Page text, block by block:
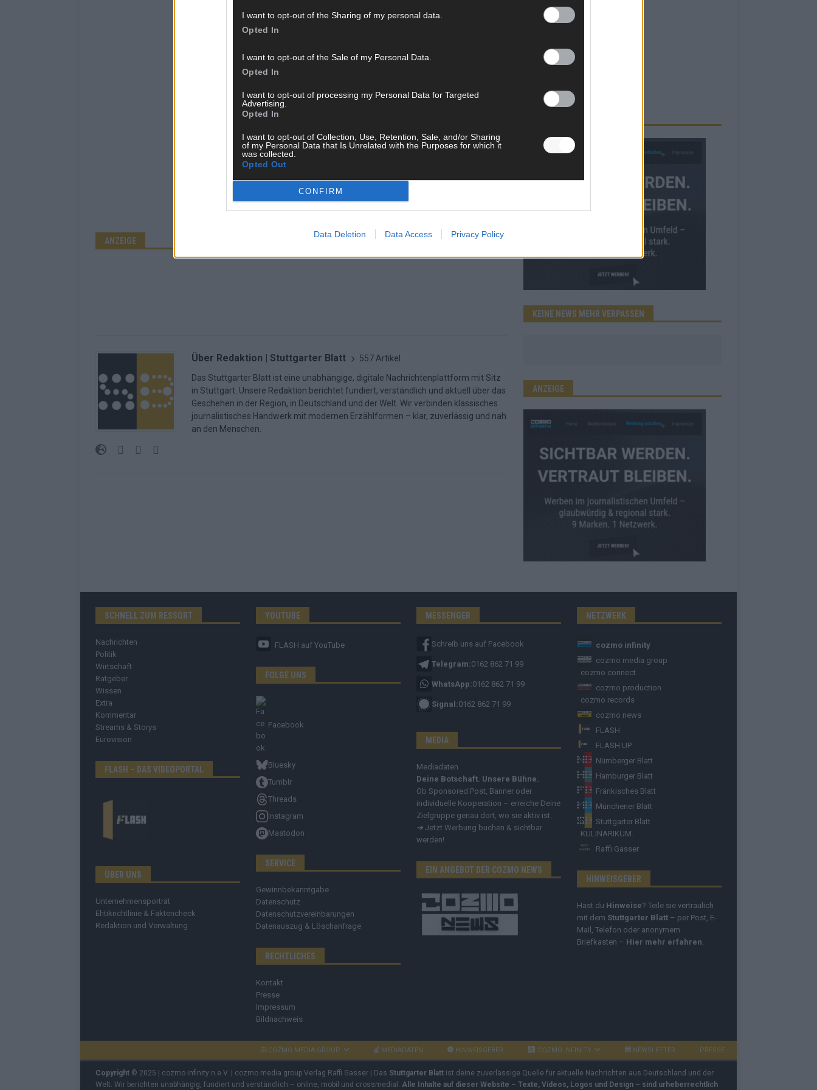
I want to opt-out of the Sharing of my personal data.
Opted In
I want to opt-out of the Sale of my Personal Data.
Opted In
I want to opt-out of processing my Personal Data for Targeted
Advertising.
Opted In
I want to opt-out of Collection, Use, Retention, Sale, and/or Sharing
of my Personal Data that Is Unrelated with the Purposes for which it
was collected.
Opted Out
CONFIRM
Data Deletion Data Access Privacy Policy
ANZEIGE
Über Redaktion | Stuttgarter Blatt 557 Artikel
Das Stuttgarter Blatt ist eine unabhängige, digitale Nachrichtenplattform mit Sitz
in Stuttgart. Unsere Redaktion berichtet fundiert, verständlich und aktuell über das
Geschehen in der Region, in Deutschland und der Welt. Wir verbinden klassisches
journalistisches Handwerk mit modernen Erzählformen – klar, zuverlässig und nah
an den Menschen.
KEINE NEWS MEHR VERPASSEN
ANZEIGE
SCHNELL ZUM RESSORT
Nachrichten
Politik
Wirtschaft
Ratgeber
Wissen
Extra
Kommentar
Streams & Storys
Eurovision
FLASH – DAS VIDEOPORTAL
ÜBER UNS
Unternehmensporträt
Ehtikrichtlinie & Faktencheck
Redaktion und Verwaltung
YOUTUBE
FLASH auf YouTube
FOLGE UNS
Facebook
Bluesky
Tumblr
Threads
Instagram
Mastodon
SERVICE
Gewinnbekanntgabe
Datenschutz
Datenschutzvereinbarungen
Datenauszug & Löschanfrage
RECHTLICHES
Kontakt
Presse
Impressum
Bildnachweis
MESSENGER
Schreib uns auf Facebook
Telegram:0162 862 71 99
WhatsApp:0162 862 71 99
Signal:0162 862 71 99
MEDIA
Mediadaten
Deine Botschaft. Unsere Bühne.
Ob Sponsored Post, Banner oder
individuelle Kooperation – erreiche Deine
Zielgruppe genau dort, wo sie aktiv ist.
➔ Jetzt Werbung buchen & sichtbar
werden!
EIN ANGEBOT DER COZMO NEWS
NETZWERK
cozmo infinity
cozmo media group
cozmo connect
cozmo production
cozmo records
cozmo news
FLASH
FLASH UP
Nürnberger Blatt
Hamburger Blatt
Fränkisches Blatt
Münchener Blatt
Stuttgarter Blatt
KULINARIKUM.
Raffi Gasser
HINWEISGEBER
Hast du Hinweise? Teile sie vertraulich
mit dem Stuttgarter Blatt – per Post, E-
Mail, Telefon oder anonymem
Briefkasten – Hier mehr erfahren.
COZMO MEDIA GROUP MEDIADATEN HINWEISGEBER COZMO INFINITY NEWSLETTER PRESSE
Copyright © 2025 | cozmo infinity n.e.V. | cozmo media group Verlag Raffi Gasser | Das Stuttgarter Blatt ist deine zuverlässige Quelle für aktuelle Nachrichten aus Deutschland und der
Welt. Wir berichten unabhängig, fundiert und verständlich – online, mobil und crossmedial. Alle Inhalte auf dieser Website – Texte, Videos, Logos und Design – sind urheberrechtlich